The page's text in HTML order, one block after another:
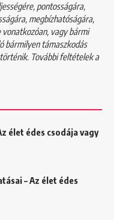
pontosságára,
megbízhatóságára,
vagy bármi
bármilyen támaszkodás
További feltételek a
élet édes csodája vagy
– Az élet édes